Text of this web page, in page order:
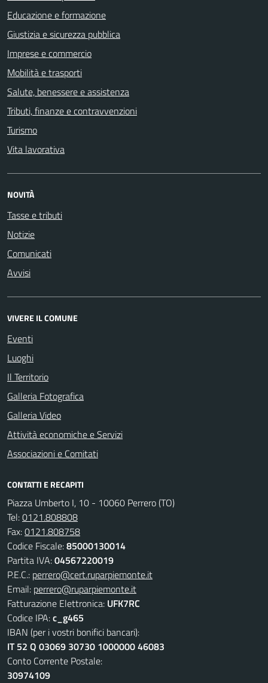
Educazione e formazione
Giustizia e sicurezza pubblica
Imprese e commercio
Mobilità e trasporti
Salute, benessere e assistenza
Tributi, finanze e contravvenzioni
Turismo
Vita lavorativa
NOVITÀ
Tasse e tributi
Notizie
Comunicati
Avvisi
VIVERE IL COMUNE
Eventi
Luoghi
Il Territorio
Galleria Fotografica
Galleria Video
Attività economiche e Servizi
Associazioni e Comitati
CONTATTI E RECAPITI
Piazza Umberto I, 10 - 10060 Perrero (TO)
Tel:0121.808808
Fax:0121.808758
Codice Fiscale:85000130014
Partita IVA:04567220019
P.E.C.: perrero@cert.ruparpiemonte.it
Email: perrero@ruparpiemonte.it
Fatturazione Elettronica: UFK7RC
Codice IPA:c_g465
IBAN (per i vostri bonifici bancari):
IT 52 Q 03069 30730 1000000 46083
Conto Corrente Postale:
30974109